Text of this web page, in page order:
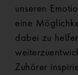
unseren
eine
dabei zu
Zuhörer